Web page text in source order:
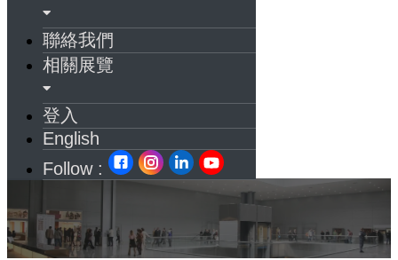
聯絡我們
相關展覽
登入
English
Follow :